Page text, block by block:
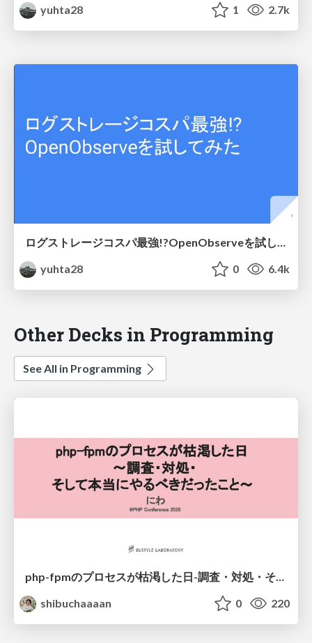
yuhta28
1 2.7k
ログストレージコスパ最強!?OpenObserveを試してみた
yuhta28
0 6.4k
Other Decks in Programming
See All in Programming
shibuchaaaan
0 220